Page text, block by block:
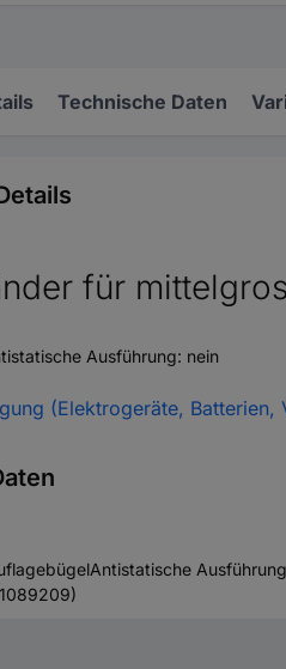
Technische Daten
für
Ausführung: nein
(Elektrogeräte, Batterien,